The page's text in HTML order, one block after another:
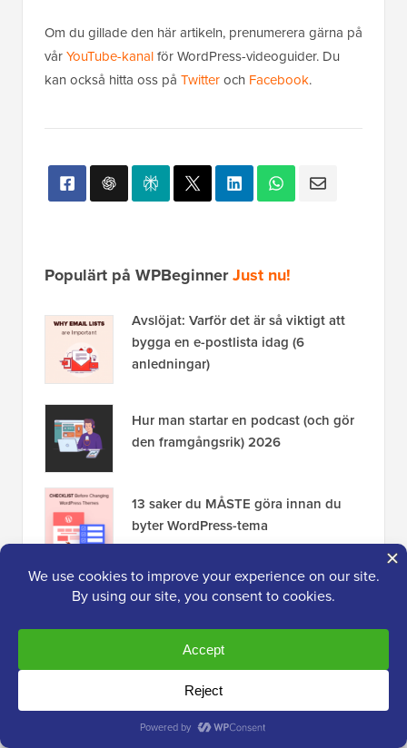
Om du gillade den här artikeln, prenumerera gärna på
vårYouTube-kanalför WordPress-videoguider. Du
kan också hitta oss på Twitteroch Facebook.
Populärt på WPBeginnerJust nu!
Avslöjat: Varför det är så viktigt att
bygga en e-postlista idag (6
anledningar)
Hur man startar en podcast (och gör
den framgångsrik) 2026
13 saker du MÅSTE göra innan du
byter WordPress-tema
Hur man installerar Google Analytics
i WordPress för nybörjare
Vårt innehåll stöds av läsarna. Det betyder
att om du klickar på några av våra länkar kan vi tjäna en
hur WPBeginner finansieras